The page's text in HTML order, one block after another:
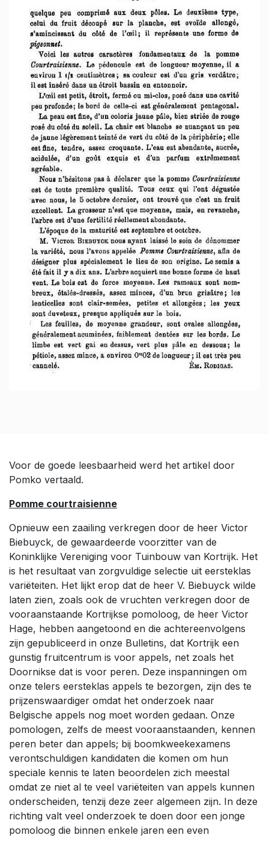
Voor de goede leesbaarheid werd het artikel door
Pomko vertaald.
Pomme courtraisienne
Opnieuw een zaailing verkregen door de heer Victor
Biebuyck, de gewaardeerde voorzitter van de
Koninklijke Vereniging voor Tuinbouw van Kortrijk. Het
is het resultaat van zorgvuldige selectie uit eersteklas
variëteiten. Het lijkt erop dat de heer V. Biebuyck wilde
laten zien, zoals ook de vruchten verkregen door de
vooraanstaande Kortrijkse pomoloog, de heer Victor
Hage, hebben aangetoond en die achtereenvolgens
zijn gepubliceerd in onze Bulletins, dat Kortrijk een
gunstig fruitcentrum is voor appels, net zoals het
Doornikse dat is voor peren. Deze inspanningen om
onze telers eersteklas appels te bezorgen, zijn des te
prijzenswaardiger omdat het onderzoek naar
Belgische appels nog moet worden gedaan. Onze
pomologen, zelfs de meest vooraanstaanden, kennen
peren beter dan appels; bij boomkweekexamens
verontschuldigen kandidaten die komen om hun
speciale kennis te laten beoordelen zich meestal
omdat ze niet al te veel variëteiten van appels kunnen
onderscheiden, tenzij deze zeer algemeen zijn. In deze
richting valt veel onderzoek te doen door een jonge
pomoloog die binnen enkele jaren een even